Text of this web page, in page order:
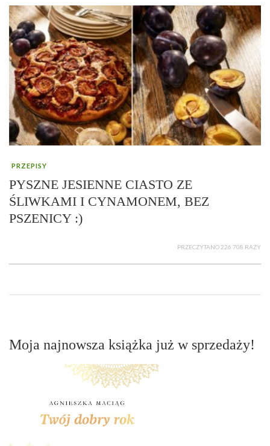
PRZEPISY
PYSZNE JESIENNE CIASTO ZE
ŚLIWKAMI I CYNAMONEM, BEZ
PSZENICY :)
PRZECZYTANO 226 708 RAZY
Moja najnowsza książka już w sprzedaży!